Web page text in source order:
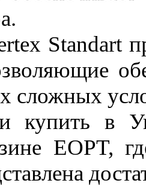
Standart
сложных
купить в
EOPT,